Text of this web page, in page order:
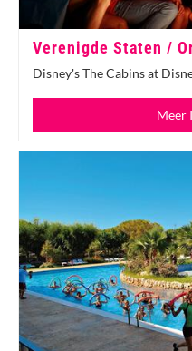
Verenigde Staten /
Disney's The Cabins at
Meer